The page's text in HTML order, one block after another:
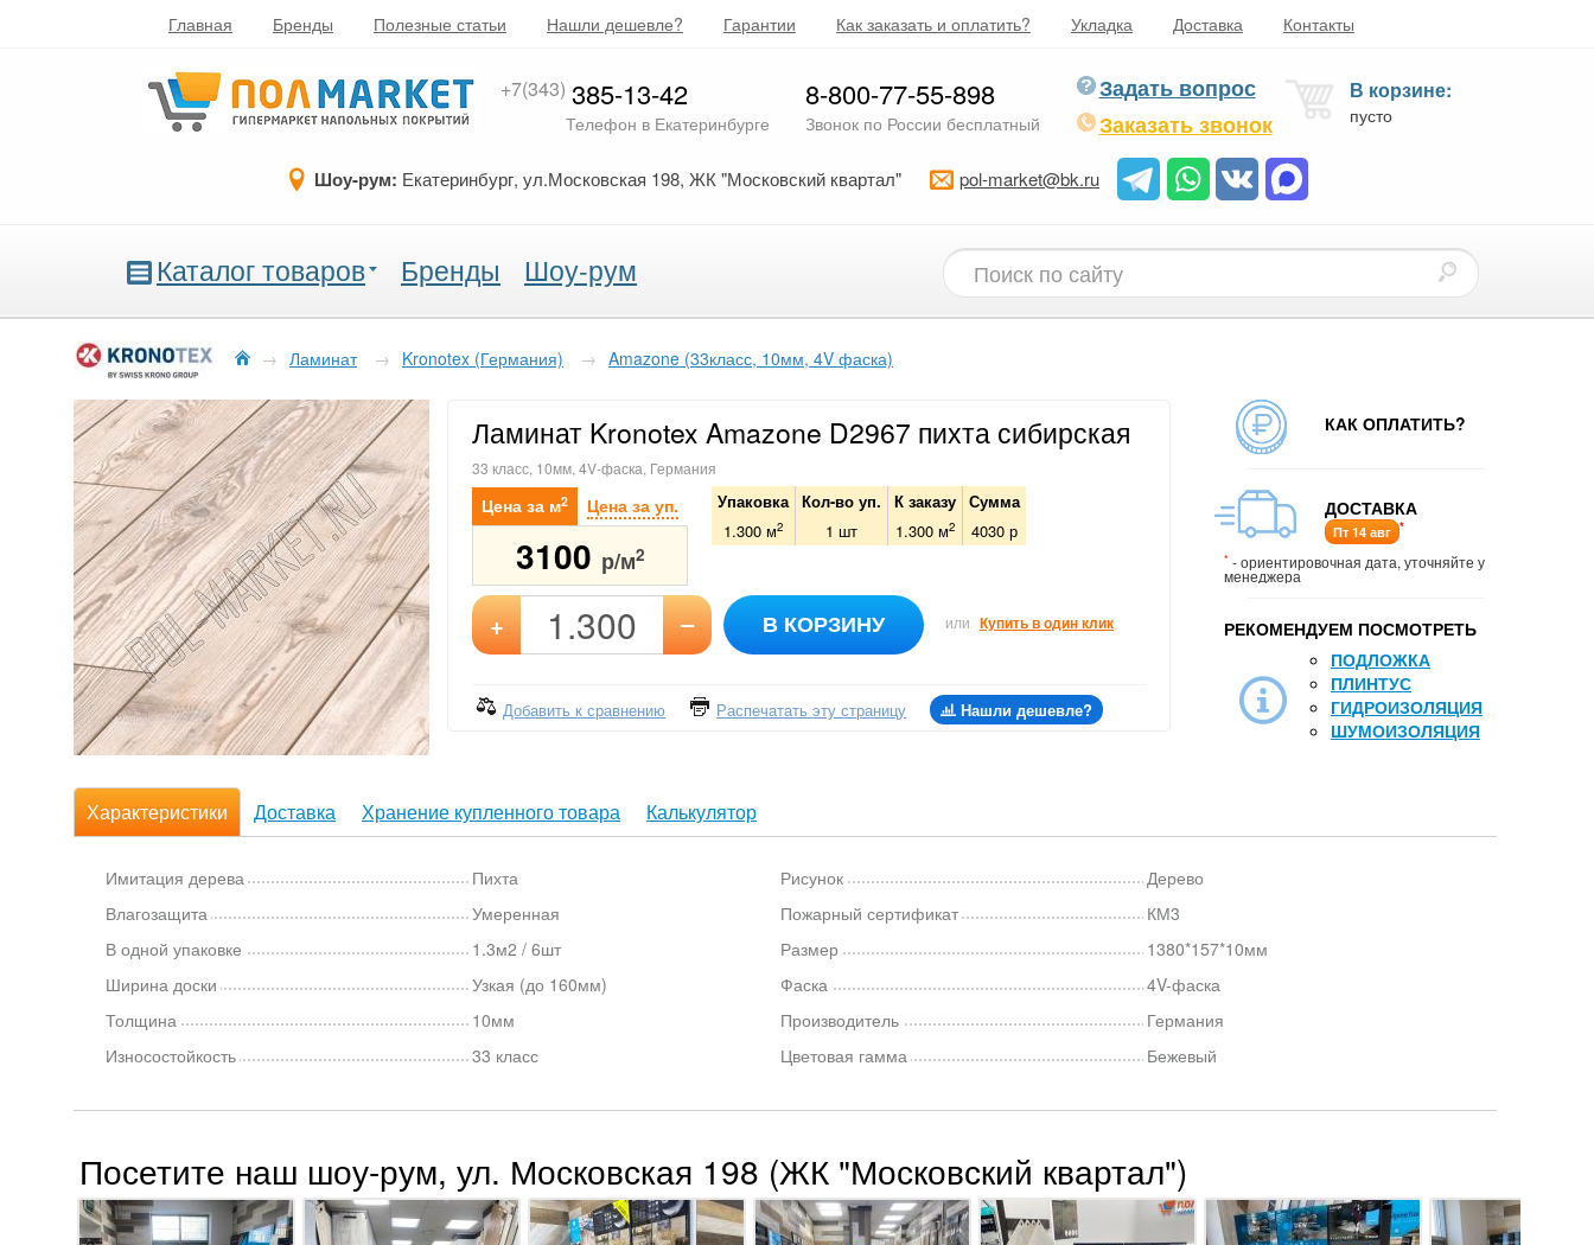
Главная Бренды Полезные статьи Нашли дешевле? Гарантии Как заказать и оплатить? Укладка Доставка Контакты
+7(343) 385-13-42
Телефон в Екатеринбурге
8-800-77-55-898
Звонок по России бесплатный
Задать вопрос
Заказать звонок
В корзине:
пусто
Шоу-рум: Екатеринбург, ул.Московская 198, ЖК "Московский квартал" pol-market@bk.ru
Каталог товаров Бренды Шоу-рум
→ Ламинат → Kronotex (Германия) → Amazone (33класс, 10мм, 4V фаска)
Ламинат Kronotex Amazone D2967 пихта сибирская
33 класс, 10мм, 4V-фаска, Германия
Цена за м2 Цена за уп.
3100 р/м2
Упаковка Кол-во уп. К заказу Сумма
1.300 м2 1 шт 1.300 м2 4030 р
+ – В КОРЗИНУ или Купить в один клик
Добавить к сравнению Распечатать эту страницу Нашли дешевле?
КАК ОПЛАТИТЬ?
ДОСТАВКА
Пт 14 авг *
* - ориентировочная дата, уточняйте у
менеджера
РЕКОМЕНДУЕМ ПОСМОТРЕТЬ
ПОДЛОЖКА
ПЛИНТУС
ГИДРОИЗОЛЯЦИЯ
ШУМОИЗОЛЯЦИЯ
Характеристики Доставка Хранение купленного товара Калькулятор
Имитация дерева
Пихта
Влагозащита
Умеренная
В одной упаковке
1.3м2 / 6шт
Ширина доски
Узкая (до 160мм)
Толщина
10мм
Износостойкость
33 класс
Рисунок
Дерево
Пожарный сертификат
КМ3
Размер
1380*157*10мм
Фаска
4V-фаска
Производитель
Германия
Цветовая гамма
Бежевый
Посетите наш шоу-рум, ул. Московская 198 (ЖК "Московский квартал")